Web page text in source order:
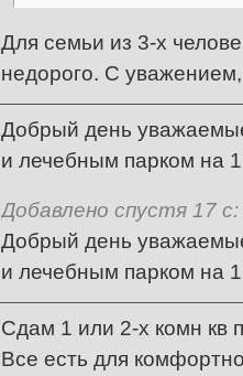
Для семьи из 3-х
недорого. С
Добрый день
и лечебным парком на
Добавлено спустя 17 с:
Добрый день
и лечебным парком на
Сдам 1 или 2-х комн кв
Все есть для